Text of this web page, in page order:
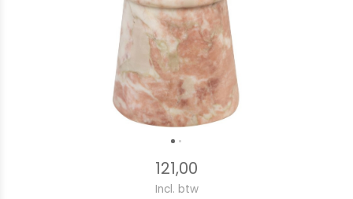
121,00
Incl. btw